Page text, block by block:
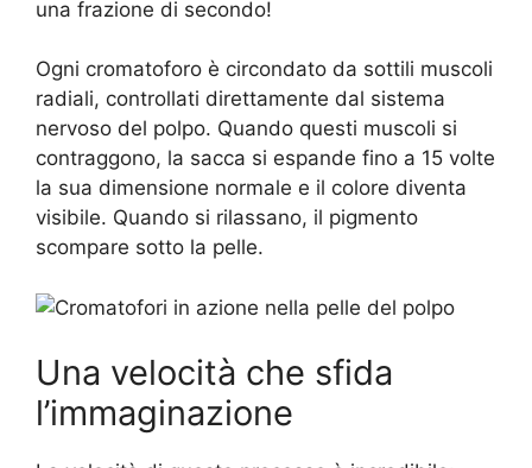
una frazione di secondo!
Ogni cromatoforo è circondato da sottili muscoli
radiali, controllati direttamente dal sistema
nervoso del polpo. Quando questi muscoli si
contraggono, la sacca si espande fino a 15 volte
la sua dimensione normale e il colore diventa
visibile. Quando si rilassano, il pigmento
scompare sotto la pelle.
Una velocità che sfida
l’immaginazione